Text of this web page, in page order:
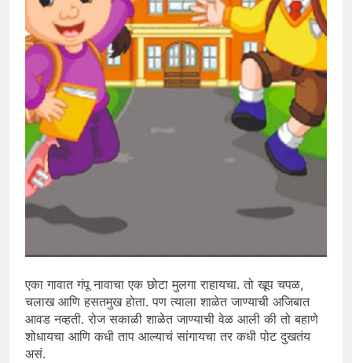
एका गावात गंपू नावाचा एक छोटा मुलगा राहायचा. तो खूप चपळ,
चलाख आणि हसतमुख होता. पण त्याला शाळेत जाण्याची अजिबात
आवड नव्हती. रोज सकाळी शाळेत जाण्याची वेळ आली की तो बहाणे
शोधायचा आणि कधी ताप आल्याचं सांगायचा तर कधी पोट दुखतंय
असं.